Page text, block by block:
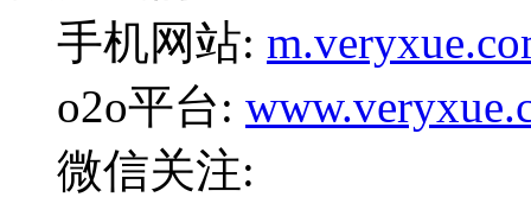
手机网站:
o2o平台:
微信关注: